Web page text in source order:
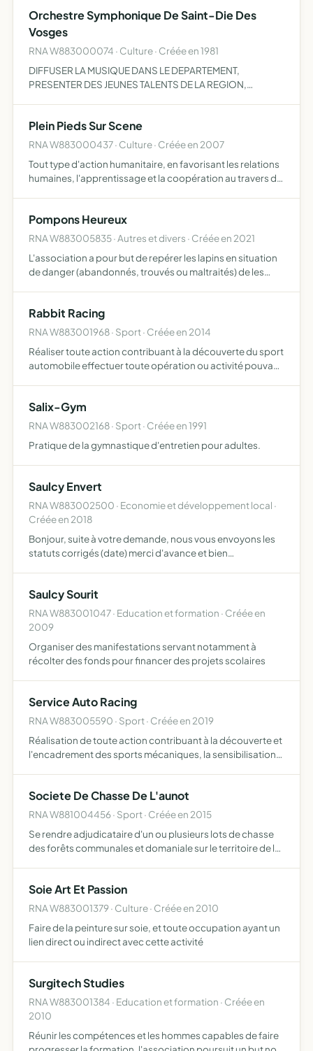
Orchestre Symphonique De Saint-Die Des
Vosges
RNA W883000074 · Culture · Créée en 1981
DIFFUSER LA MUSIQUE DANS LE DEPARTEMENT,
PRESENTER DES JEUNES TALENTS DE LA REGION,
REGIONAUX DE PRATIQUER LEUR INSTRUMENT EN ORC…
Plein Pieds Sur Scene
RNA W883000437 · Culture · Créée en 2007
Tout type d'action humanitaire, en favorisant les relations
humaines, l'apprentissage et la coopération au travers de
Pompons Heureux
RNA W883005835 · Autres et divers · Créée en 2021
L'association a pour but de repérer les lapins en situation
de danger (abandonnés, trouvés ou maltraités) de les
Rabbit Racing
RNA W883001968 · Sport · Créée en 2014
Réaliser toute action contribuant à la découverte du sport
automobile effectuer toute opération ou activité pouvant
Salix-Gym
RNA W883002168 · Sport · Créée en 1991
Pratique de la gymnastique d'entretien pour adultes.
Saulcy Envert
RNA W883002500 · Economie et développement local ·
Créée en 2018
Bonjour, suite à votre demande, nous vous envoyons les
statuts corrigés (date) merci d'avance et bien
Saulcy Sourit
RNA W883001047 · Education et formation · Créée en
2009
Organiser des manifestations servant notamment à
récolter des fonds pour financer des projets scolaires
Service Auto Racing
RNA W883005590 · Sport · Créée en 2019
Réalisation de toute action contribuant à la découverte et
l'encadrement des sports mécaniques, la sensibilisation
Societe De Chasse De L'aunot
RNA W881004456 · Sport · Créée en 2015
Se rendre adjudicataire d'un ou plusieurs lots de chasse
des forêts communales et domaniale sur le territoire de la
Soie Art Et Passion
RNA W883001379 · Culture · Créée en 2010
Faire de la peinture sur soie, et toute occupation ayant un
lien direct ou indirect avec cette activité
Surgitech Studies
RNA W883001384 · Education et formation · Créée en
2010
Réunir les compétences et les hommes capables de faire